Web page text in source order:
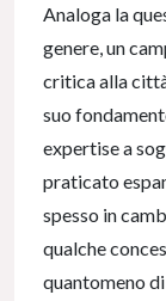
Analoga la
genere, un
critica alla
suo
expertise a
praticato
spesso in
qualche
quantomeno